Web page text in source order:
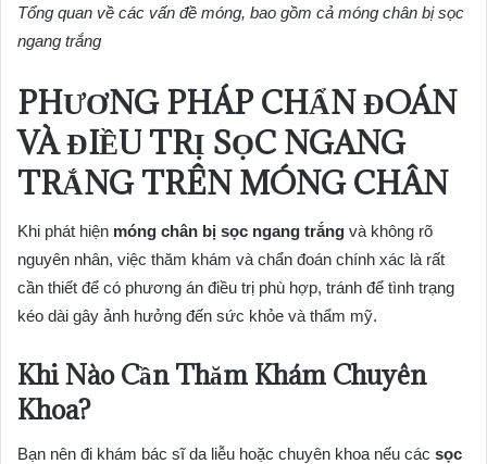
Tổng quan về các vấn đề móng, bao gồm cả móng chân bị sọc
ngang trắng
PHƯƠNG PHÁP CHẨN ĐOÁN
VÀ ĐIỀU TRỊ SỌC NGANG
TRẮNG TRÊN MÓNG CHÂN
Khi phát hiện móng chân bị sọc ngang trắng và không rõ
nguyên nhân, việc thăm khám và chẩn đoán chính xác là rất
cần thiết để có phương án điều trị phù hợp, tránh để tình trạng
kéo dài gây ảnh hưởng đến sức khỏe và thẩm mỹ.
Khi Nào Cần Thăm Khám Chuyên
Khoa?
Bạn nên đi khám bác sĩ da liễu hoặc chuyên khoa nếu các sọc